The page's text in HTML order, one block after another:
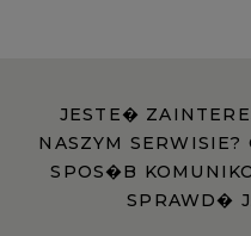
JESTE�
NASZYM
SPOS�B
SPRAWD�